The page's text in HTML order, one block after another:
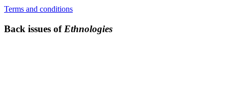
Terms and conditions
Back issues of Ethnologies